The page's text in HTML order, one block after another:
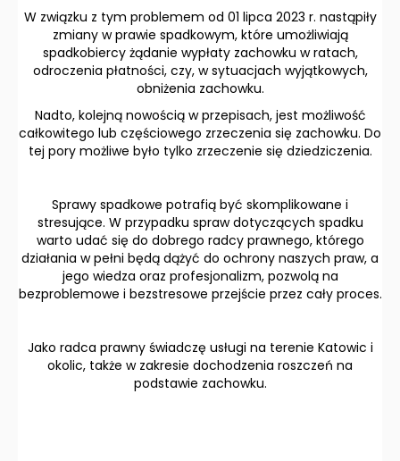
W związku z tym problemem od 01 lipca 2023 r. nastąpiły
zmiany w prawie spadkowym, które umożliwiają
spadkobiercy żądanie wypłaty zachowku w ratach,
odroczenia płatności, czy, w sytuacjach wyjątkowych,
obniżenia zachowku.
Nadto, kolejną nowością w przepisach, jest możliwość
całkowitego lub częściowego zrzeczenia się zachowku. Do
tej pory możliwe było tylko zrzeczenie się dziedziczenia.
Sprawy spadkowe potrafią być skomplikowane i
stresujące. W przypadku spraw dotyczących spadku
warto udać się do dobrego radcy prawnego, którego
działania w pełni będą dążyć do ochrony naszych praw, a
jego wiedza oraz profesjonalizm, pozwolą na
bezproblemowe i bezstresowe przejście przez cały proces.
Jako radca prawny świadczę usługi na terenie Katowic i
okolic, także w zakresie dochodzenia roszczeń na
podstawie zachowku.